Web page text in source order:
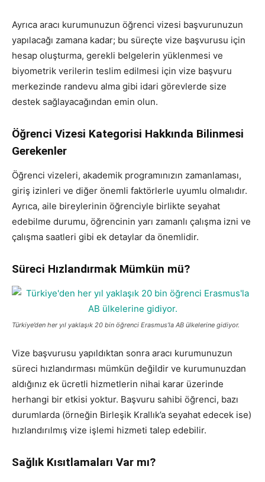
Ayrıca aracı kurumunuzun öğrenci vizesi başvurunuzun
yapılacağı zamana kadar; bu süreçte vize başvurusu için
hesap oluşturma, gerekli belgelerin yüklenmesi ve
biyometrik verilerin teslim edilmesi için vize başvuru
merkezinde randevu alma gibi idari görevlerde size
destek sağlayacağından emin olun.
Öğrenci Vizesi Kategorisi Hakkında Bilinmesi
Gerekenler
Öğrenci vizeleri, akademik programınızın zamanlaması,
giriş izinleri ve diğer önemli faktörlerle uyumlu olmalıdır.
Ayrıca, aile bireylerinin öğrenciyle birlikte seyahat
edebilme durumu, öğrencinin yarı zamanlı çalışma izni ve
çalışma saatleri gibi ek detaylar da önemlidir.
Süreci Hızlandırmak Mümkün mü?
Türkiye’den her yıl yaklaşık 20 bin öğrenci Erasmus’la AB ülkelerine gidiyor.
Vize başvurusu yapıldıktan sonra aracı kurumunuzun
süreci hızlandırması mümkün değildir ve kurumunuzdan
aldığınız ek ücretli hizmetlerin nihai karar üzerinde
herhangi bir etkisi yoktur. Başvuru sahibi öğrenci, bazı
durumlarda (örneğin Birleşik Krallık’a seyahat edecek ise)
hızlandırılmış vize işlemi hizmeti talep edebilir.
Sağlık Kısıtlamaları Var mı?